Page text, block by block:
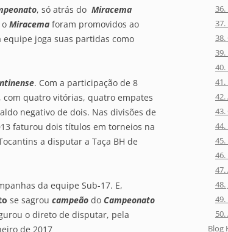
, só atrás do Miracema
o Miracema foram promovidos ao
equipe joga suas partidas como
. Com a participação de 8
com quatro vitórias, quatro empates
negativo de dois. Nas divisões de
faturou dois títulos em torneios na
a disputar a Taça BH de
da equipe Sub-17. E,
se sagrou campeão do Campeonato
o direto de disputar, pela
de 2017
36.
37.
38.
40.
42.
43.
46.
47.
48.
Blog